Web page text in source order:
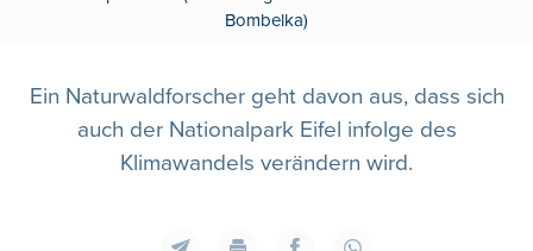
Bombelka)
Ein Naturwaldforscher geht davon aus, dass sich
auch der Nationalpark Eifel infolge des
Klimawandels verändern wird.